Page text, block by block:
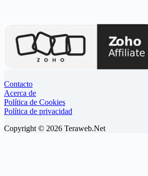
Contacto
Acerca de
Política de Cookies
Política de privacidad
Copyright © 2026 Teraweb.Net